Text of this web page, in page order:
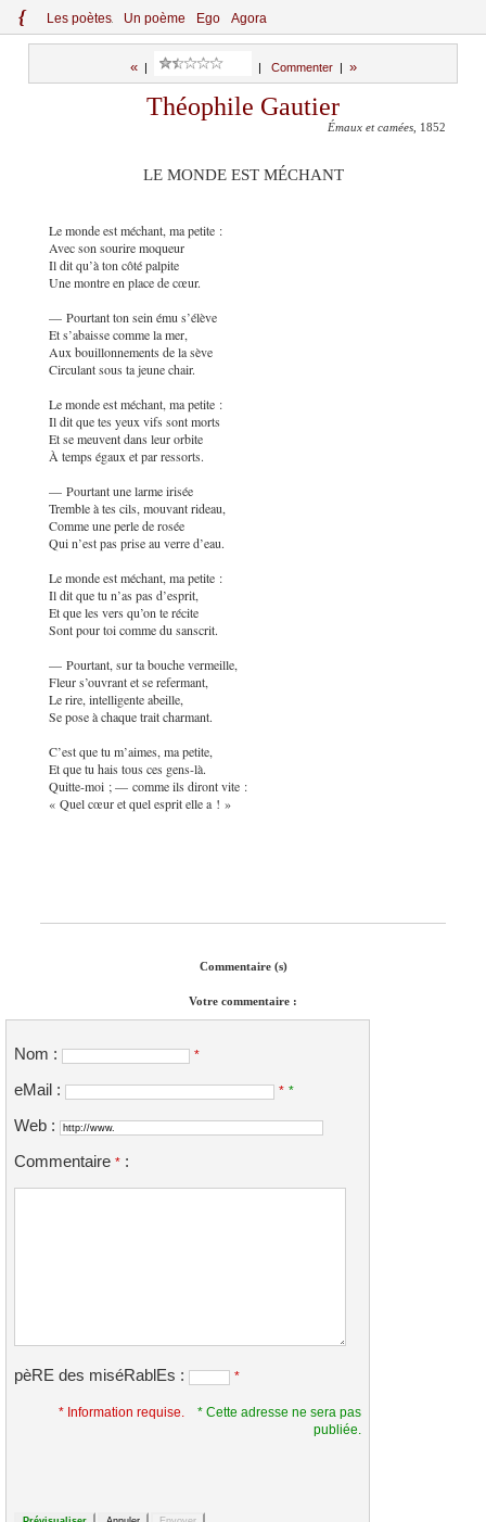
{ Les poètes Un poème Ego Agora
«| Commenter| »
Théophile Gautier
Émaux et camées , 1852
LE MONDE EST MÉCHANT
Le monde est méchant, ma petite :
Avec son sourire moqueur
Il dit qu’à ton côté palpite
Une montre en place de cœur.
— Pourtant ton sein ému s’élève
Et s’abaisse comme la mer,
Aux bouillonnements de la sève
Circulant sous ta jeune chair.
Le monde est méchant, ma petite :
Il dit que tes yeux vifs sont morts
Et se meuvent dans leur orbite
À temps égaux et par ressorts.
— Pourtant une larme irisée
Tremble à tes cils, mouvant rideau,
Comme une perle de rosée
Qui n’est pas prise au verre d’eau.
Le monde est méchant, ma petite :
Il dit que tu n’as pas d’esprit,
Et que les vers qu’on te récite
Sont pour toi comme du sanscrit.
— Pourtant, sur ta bouche vermeille,
Fleur s’ouvrant et se refermant,
Le rire, intelligente abeille,
Se pose à chaque trait charmant.
C’est que tu m’aimes, ma petite,
Et que tu hais tous ces gens-là.
Quitte-moi ; — comme ils diront vite :
« Quel cœur et quel esprit elle a ! »
Commentaire (s)
Votre commentaire :
Nom : *
eMail : * *
Web :
Commentaire * :
pèRE des miséRablEs : *
* Information requise.
* Cette adresse ne sera pas
publiée.